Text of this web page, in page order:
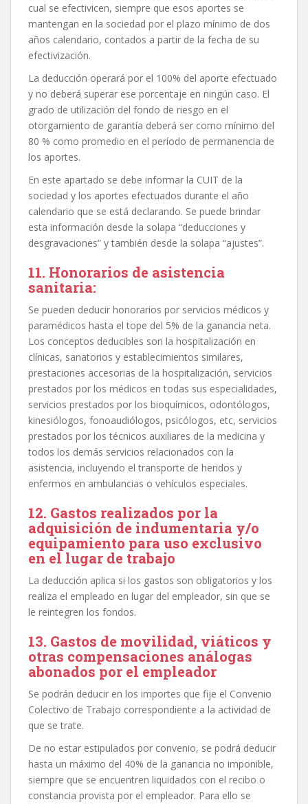
cual se efectivicen, siempre que esos aportes se
mantengan en la sociedad por el plazo mínimo de dos
años calendario, contados a partir de la fecha de su
efectivización.
La deducción operará por el 100% del aporte efectuado
y no deberá superar ese porcentaje en ningún caso. El
grado de utilización del fondo de riesgo en el
otorgamiento de garantía deberá ser como mínimo del
80 % como promedio en el período de permanencia de
los aportes.
En este apartado se debe informar la CUIT de la
sociedad y los aportes efectuados durante el año
calendario que se está declarando. Se puede brindar
esta información desde la solapa “deducciones y
desgravaciones” y también desde la solapa “ajustes”.
11. Honorarios de asistencia
sanitaria:
Se pueden deducir honorarios por servicios médicos y
paramédicos hasta el tope del 5% de la ganancia neta.
Los conceptos deducibles son la hospitalización en
clínicas, sanatorios y establecimientos similares,
prestaciones accesorias de la hospitalización, servicios
prestados por los médicos en todas sus especialidades,
servicios prestados por los bioquímicos, odontólogos,
kinesiólogos, fonoaudiólogos, psicólogos, etc, servicios
prestados por los técnicos auxiliares de la medicina y
todos los demás servicios relacionados con la
asistencia, incluyendo el transporte de heridos y
enfermos en ambulancias o vehículos especiales.
12. Gastos realizados por la
adquisición de indumentaria y/o
equipamiento para uso exclusivo
en el lugar de trabajo
La deducción aplica si los gastos son obligatorios y los
realiza el empleado en lugar del empleador, sin que se
le reintegren los fondos.
13. Gastos de movilidad, viáticos y
otras compensaciones análogas
abonados por el empleador
Se podrán deducir en los importes que fije el Convenio
Colectivo de Trabajo correspondiente a la actividad de
que se trate.
De no estar estipulados por convenio, se podrá deducir
hasta un máximo del 40% de la ganancia no imponible,
siempre que se encuentren liquidados con el recibo o
constancia provista por el empleador. Para ello se